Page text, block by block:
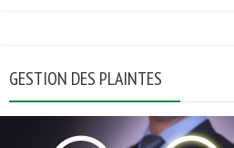
GESTION DES PLAINTES